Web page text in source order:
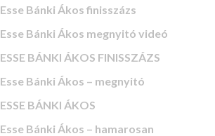
Esse Bánki Ákos finisszázs
Esse Bánki Ákos megnyitó videó
ESSE BÁNKI ÁKOS FINISSZÁZS
Esse Bánki Ákos – megnyitó
ESSE BÁNKI ÁKOS
Esse Bánki Ákos – hamarosan